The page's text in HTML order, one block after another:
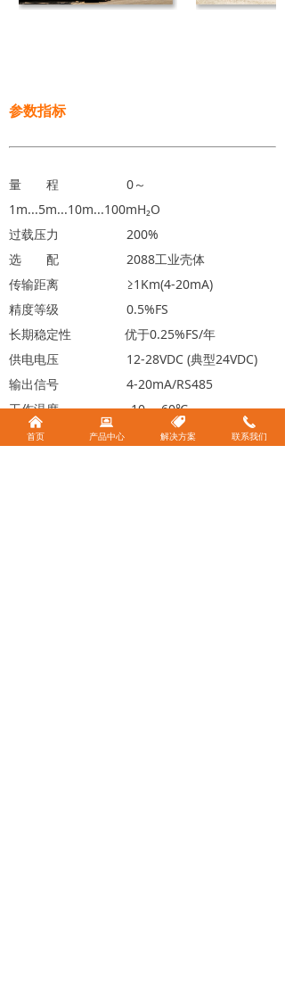
参数指标
量 程 0～
1m...5m...10m...100mH₂O
过载压力 200%
选 配 2088工业壳体
传输距离 ≥1Km(4-20mA)
精度等级 0.5%FS
长期稳定性 优于0.25%FS/年
供电电压 12-28VDC (典型24VDC)
输出信号 4-20mA/RS485
工作温度 -10～ 60℃
电气保护 防反接保护, 过电压保护
낀
首页
뀵
产品中心
뀄
解决方案
끅
联系我们